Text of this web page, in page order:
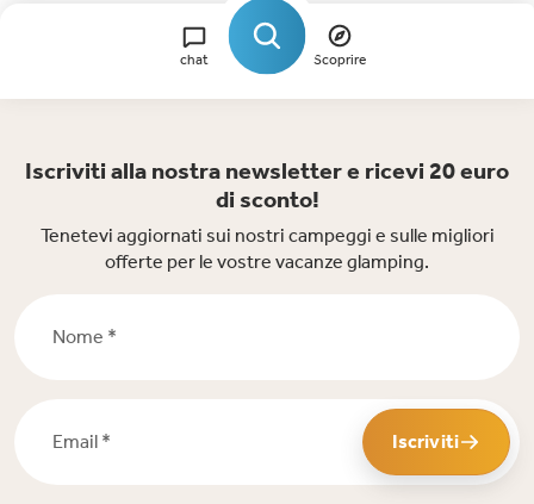
chat Scoprire
Iscriviti alla nostra newsletter e ricevi 20 euro
di sconto!
Tenetevi aggiornati sui nostri campeggi e sulle migliori
offerte per le vostre vacanze glamping.
Iscriviti